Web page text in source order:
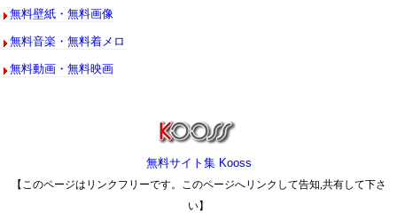
無料壁紙・無料画像
無料音楽・無料着メロ
無料動画・無料映画
無料サイト集 Kooss
【このページはリンクフリーです。このページへリンクして告知,共有して下さ
い】